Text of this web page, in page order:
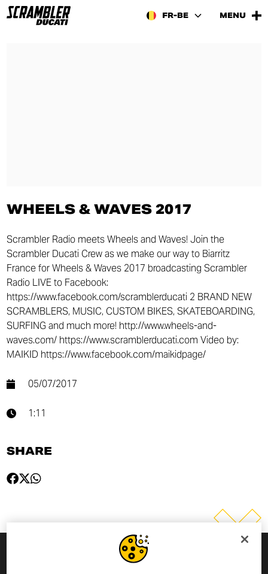
FR-BE MENU
WHEELS & WAVES 2017
Scrambler Radio meets Wheels and Waves! Join the
Scrambler Ducati Crew as we make our way to Biarritz
France for Wheels & Waves 2017 broadcasting Scrambler
Radio LIVE to Facebook:
https://www.facebook.com/scramblerducati 2 BRAND NEW
SCRAMBLERS, MUSIC, CUSTOM BIKES, SKATEBOARDING,
SURFING and much more! http://www.wheels-and-
waves.com/ https://www.scramblerducati.com Video by:
MAIKID https://www.facebook.com/maikidpage/
05/07/2017
1:11
SHARE